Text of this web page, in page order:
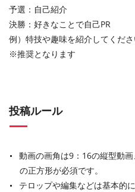
予選：自己紹介
決勝：好きなことで自己PR
例）特技や趣味を紹介してくださ
※推奨となります
投稿ルール
動画の画角は9：16の縦型動
の正方形が必須です。
テロップや編集などは基本的